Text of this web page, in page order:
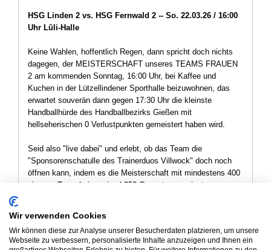
HSG Linden 2 vs. HSG Fernwald 2 -- So. 22.03.26 / 16:00
Uhr Lüli-Halle
Keine Wahlen, hoffentlich Regen, dann spricht doch nichts
dagegen, der MEISTERSCHAFT unseres TEAMS FRAUEN
2 am kommenden Sonntag, 16:00 Uhr, bei Kaffee und
Kuchen in der Lützellindener Sporthalle beizuwohnen, das
erwartet souverän dann gegen 17:30 Uhr die kleinste
Handballhürde des Handballbezirks Gießen mit
hellseherischen 0 Verlustpunkten gemeistert haben wird.
Seid also "live dabei" und erlebt, ob das Team die
"Sponsorenschatulle des Trainerduos Villwock" doch noch
öffnen kann, indem es die Meisterschaft mit mindestens 400
eigenen Toren bei maximal 250 Gegentoren erringt.
niemand, denn vermutlich wird das nicht so eng gesehen,
und Sponsoren finden sich sicher gerne :-)
Wir verwenden Cookies
Wir können diese zur Analyse unserer Besucherdaten platzieren, um unsere
Webseite zu verbessern, personalisierte Inhalte anzuzeigen und Ihnen ein